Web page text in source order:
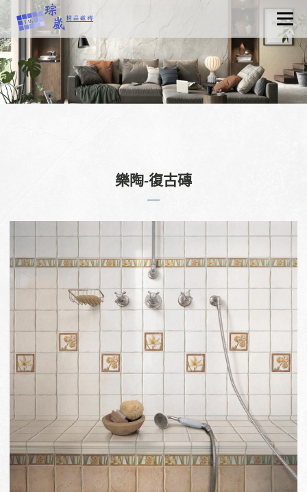
關於琮崴
最新消息
產品資訊
認識磁磚
樂陶-復古磚